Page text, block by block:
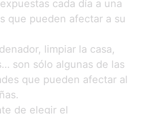
cada día a una
que pueden afectar a su
limpiar la casa,
son sólo algunas de las
que pueden afectar al
de elegir el